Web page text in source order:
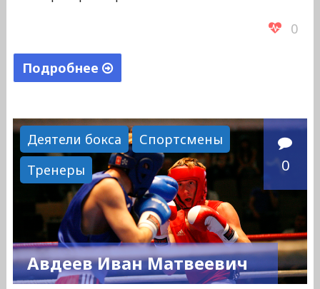
0
Подробнее
Мордухович"
Деятели бокса
Спортсмены
Тренеры
0
Авдеев Иван Матвеевич